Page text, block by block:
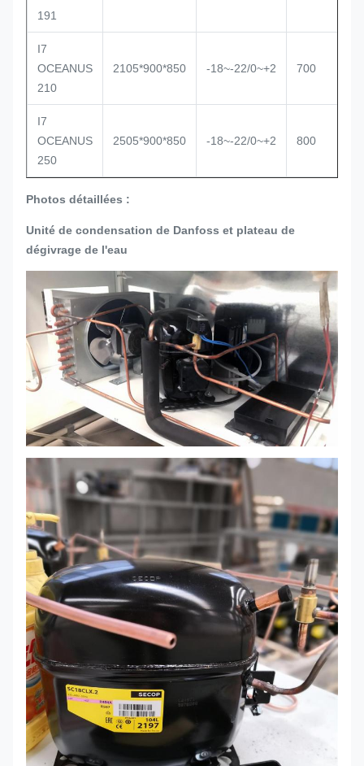
191
I7
OCEANUS
210
2105*900*850 -18~-22/0~+2 700
I7
OCEANUS
250
2505*900*850 -18~-22/0~+2 800
Photos détaillées :
Unité de condensation de Danfoss et plateau de
dégivrage de l'eau